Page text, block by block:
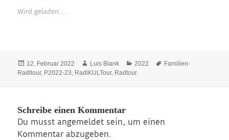
Wird geladen …
Veröffentlicht
am
12. Februar 2022 Autor
Luis Blank Kategorien
2022 Schlagwörter
Familien-
Radltour, P2022-23, RadlKULTour, Radtour
Schreibe einen Kommentar
Du musstangemeldet sein, um einen
Kommentar abzugeben.